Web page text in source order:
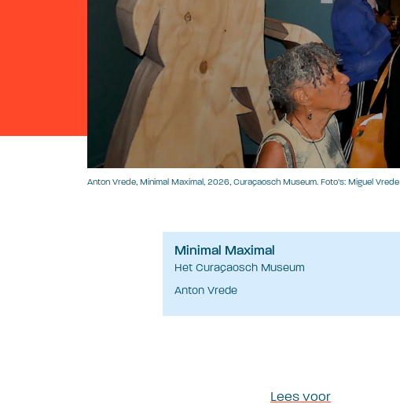
Anton Vrede, Minimal Maximal, 2026, Curaçaosch Museum. Foto’s: Miguel Vrede
Minimal Maximal
Het Curaçaosch Museum
Anton Vrede
Lees voor